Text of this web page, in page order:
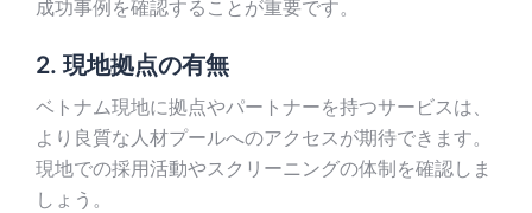
成功事例を確認することが重要です。
2. 現地拠点の有無
ベトナム現地に拠点やパートナーを持つサービスは、
より良質な人材プールへのアクセスが期待できます。
現地での採用活動やスクリーニングの体制を確認しま
しょう。